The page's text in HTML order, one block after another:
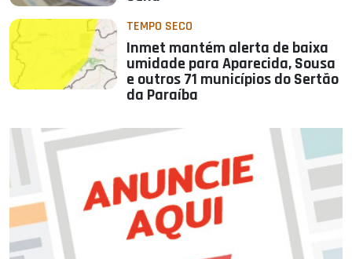
TEMPO SECO
Inmet mantém alerta de baixa
umidade para Aparecida, Sousa
e outros 71 municípios do Sertão
da Paraíba